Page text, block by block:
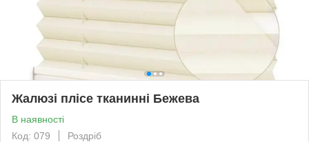
Жалюзі плісе тканинні Бежева
В наявності
Код: 079
Роздріб